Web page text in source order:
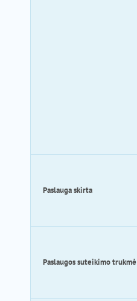
Paslauga skirta
Paslaugos suteikimo trukmė